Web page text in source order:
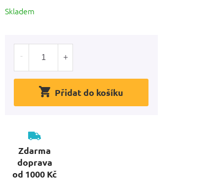
cena:
Skladem
Přidat do košíku
Zdarma
doprava
od 1000 Kč